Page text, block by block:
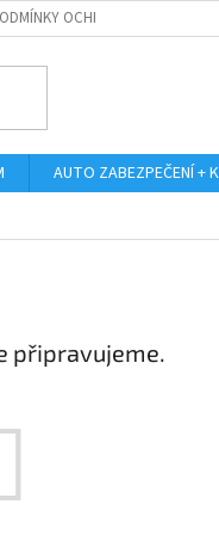
OCHRANY OSOBNÍCH
AUTO ZABEZPEČENÍ +
připravujeme.